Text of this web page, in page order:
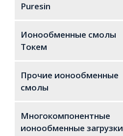
Puresin
Ионообменные смолы
Токем
Прочие ионообменные
смолы
Многокомпонентные
ионообменные загрузки